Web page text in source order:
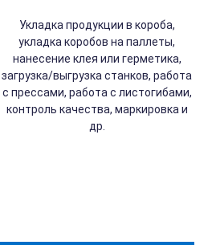
Укладка продукции в короба,
укладка коробов на паллеты,
нанесение клея или герметика,
загрузка/выгрузка станков, работа
с прессами, работа с листогибами,
контроль качества, маркировка и
др.